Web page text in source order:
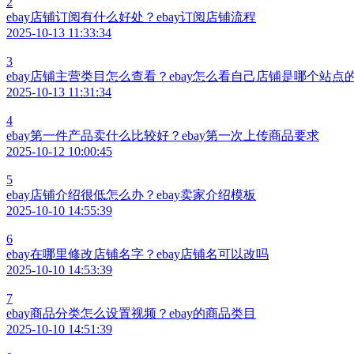
ebay店铺订阅有什么好处？ebay订阅店铺流程
2025-10-13 11:33:34
3
ebay店铺主营类目怎么查看？ebay怎么看自己店铺是哪个站点
2025-10-13 11:31:34
4
ebay第一件产品卖什么比较好？ebay第一次上传商品要求
2025-10-12 10:00:45
5
ebay店铺介绍很低怎么办？ebay卖家介绍模板
2025-10-10 14:55:39
6
ebay在哪里修改店铺名字？ebay店铺名可以改吗
2025-10-10 14:53:39
7
ebay商品分类怎么设置视频？ebay的商品类目
2025-10-10 14:51:39